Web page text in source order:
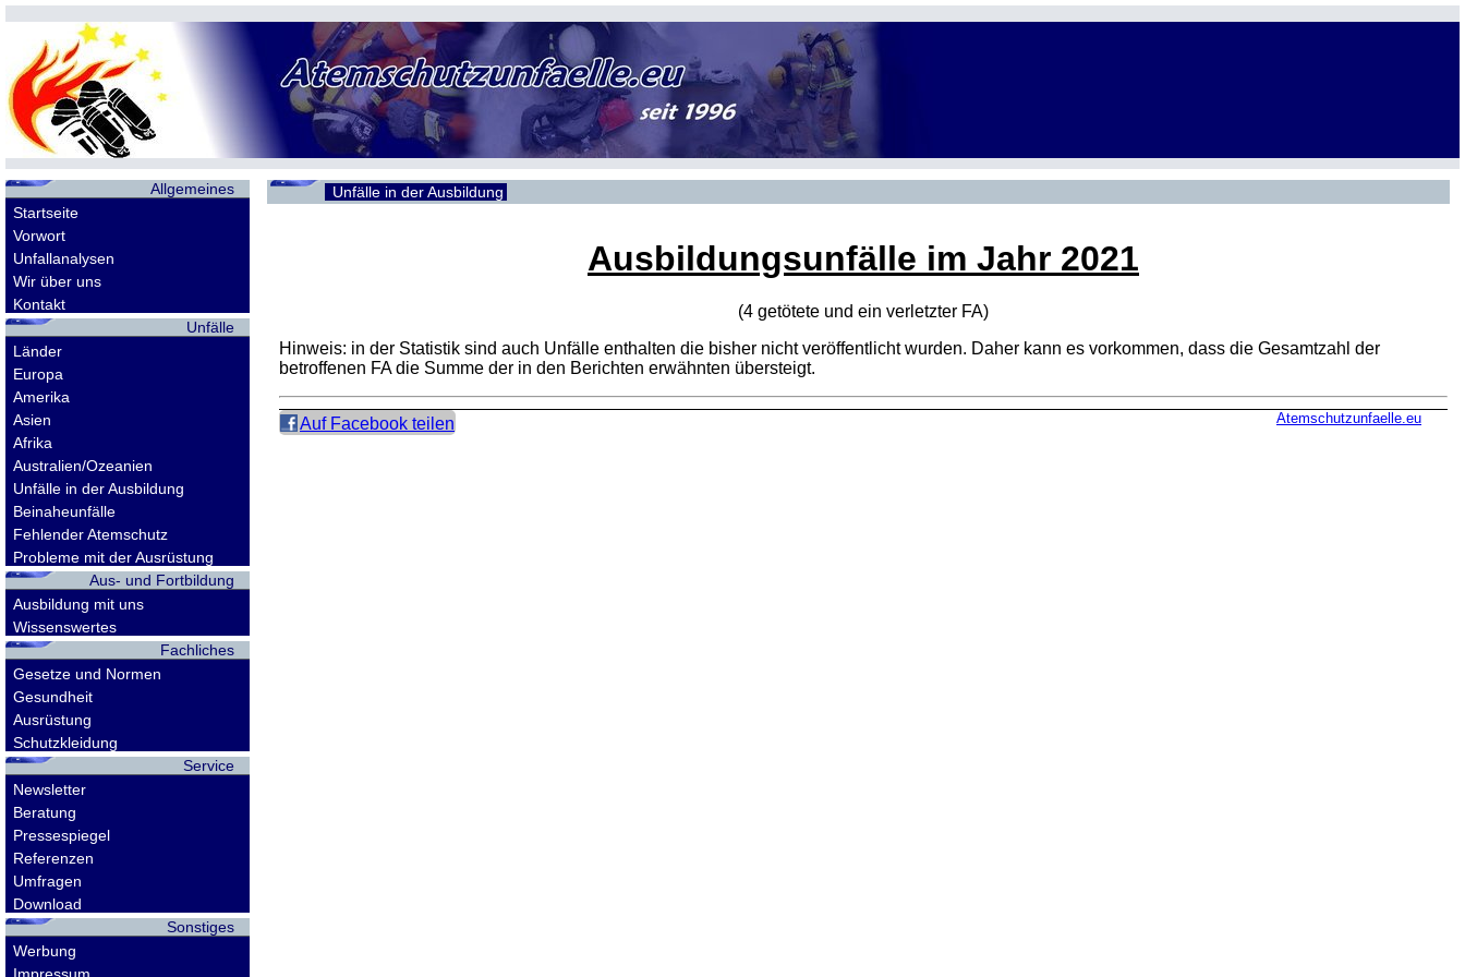
Allgemeines
Startseite
Vorwort
Unfallanalysen
Wir über uns
Kontakt
Unfälle
Länder
Europa
Amerika
Asien
Afrika
Australien/Ozeanien
Unfälle in der Ausbildung
Beinaheunfälle
Fehlender Atemschutz
Probleme mit der Ausrüstung
Aus- und Fortbildung
Ausbildung mit uns
Wissenswertes
Fachliches
Gesetze und Normen
Gesundheit
Ausrüstung
Schutzkleidung
Service
Newsletter
Beratung
Pressespiegel
Referenzen
Umfragen
Download
Sonstiges
Werbung
Unfälle in der Ausbildung
Ausbildungsunfälle im Jahr 2021
(4 getötete und ein verletzter FA)
Hinweis: in der Statistik sind auch Unfälle enthalten die bisher nicht veröffentlicht wurden. Daher kann es vorkommen, dass die Gesamtzahl der
betroffenen FAdie Summe der in den Berichten erwähnten übersteigt.
Auf Facebook teilen Atemschutzunfaelle.eu